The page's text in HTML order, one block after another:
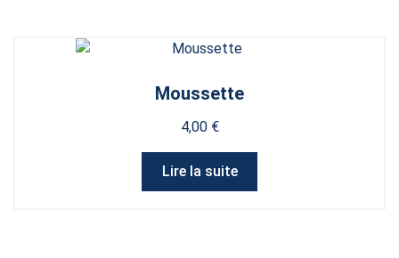
Moussette
4,00 €
Lire la suite